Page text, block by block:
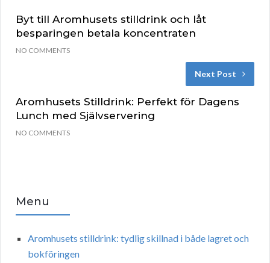
Byt till Aromhusets stilldrink och låt
besparingen betala koncentraten
NO COMMENTS
Next Post
Aromhusets Stilldrink: Perfekt för Dagens
Lunch med Självservering
NO COMMENTS
Menu
Aromhusets stilldrink: tydlig skillnad i både lagret och
bokföringen